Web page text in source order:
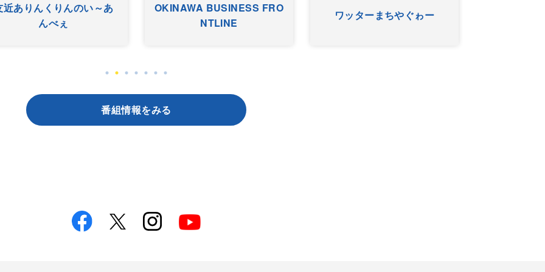
近ありんくりんのい～あ
んべぇ
OKINAWA BUSINESS FRO
NTLINE
ワッターまちやぐゎー
番組情報をみる